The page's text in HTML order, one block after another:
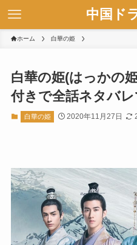
中国ド
ホーム 白華の姫
白華の姫(はっかの
付きで全話ネタバレ
白華の姫 2020年11月27日